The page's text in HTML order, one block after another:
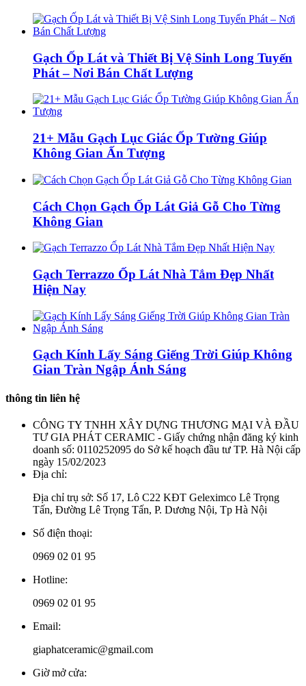
Gạch Ốp Lát và Thiết Bị Vệ Sinh Long Tuyến
Phát – Nơi Bán Chất Lượng
21+ Mẫu Gạch Lục Giác Ốp Tường Giúp
Không Gian Ấn Tượng
Cách Chọn Gạch Ốp Lát Giả Gỗ Cho Từng
Không Gian
Gạch Terrazzo Ốp Lát Nhà Tắm Đẹp Nhất
Hiện Nay
Gạch Kính Lấy Sáng Giếng Trời Giúp Không
Gian Tràn Ngập Ánh Sáng
thông tin liên hệ
CÔNG TY TNHH XÂY DỰNG THƯƠNG MẠI VÀ ĐẦU
TƯ GIA PHÁT CERAMIC - Giấy chứng nhận đăng ký kinh
doanh số: 0110252095 do Sở kế hoạch đầu tư TP. Hà Nội cấp
ngày 15/02/2023
Địa chỉ:
Địa chỉ trụ sở: Số 17, Lô C22 KĐT Geleximco Lê Trọng
Tấn, Đường Lê Trọng Tấn, P. Dương Nội, Tp Hà Nội
Số điện thoại:
0969 02 01 95
Hotline:
0969 02 01 95
Email:
giaphatceramic@gmail.com
Giờ mở cửa: